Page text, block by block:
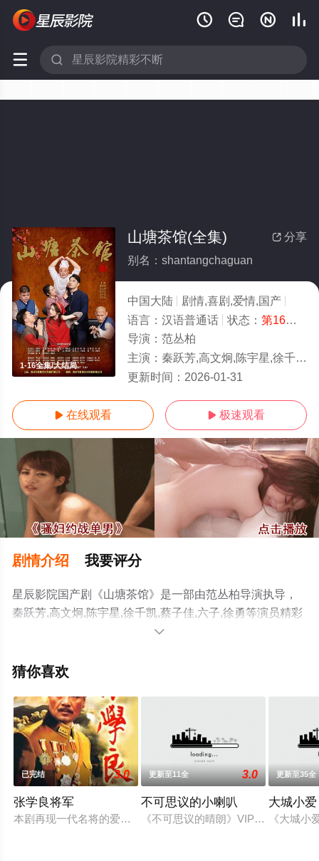
   
 
1-16全集/大结局
 分享
山塘茶馆(全集)
别名：shantangchaguan
中国大陆 剧情,喜剧,爱情,国产
语言： 汉语普通话 状态： 第16集已完结
导演： 范丛柏
主演： 秦跃芳,高文炯,陈宇星,徐千凯,蔡子佳,六子,徐勇
更新时间： 2026-01-31
 在线观看  极速观看
剧情介绍 我要评分
星辰影院国产剧《山塘茶馆》是一部由范丛柏导演执导，
秦跃芳,高文炯,陈宇星,徐千凯,蔡子佳,六子,徐勇等演员精彩
演绎的中国大陆电视剧，大结局剧情已揭晓（1-16全
辰影视，更多相关信息可移步至豆瓣电视剧、电视猫或剧

猜你喜欢
已完结 3.0
张学良将军
本剧再现一代名将的爱国情殇，一段荡气回肠的世纪爱情，一
更新至11全 3.0
不可思议的小喇叭
《不可思议的晴朗》VIP独享小剧场
更新至35全
大城小爱
《大城